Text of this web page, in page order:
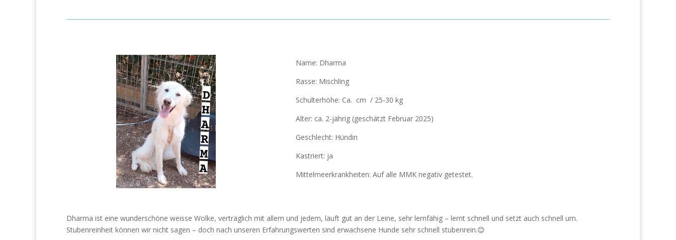
Name: Dharma
Rasse: Mischling
Schulterhöhe: Ca. cm / 25-30 kg
Alter: ca. 2-jährig(geschätzt Februar 2025)
Geschlecht: Hündin
Kastriert: ja
Mittelmeerkrankheiten: Auf alle MMK negativ getestet.
Dharma ist eine wunderschöne weisse Wolke, verträglich mit allem und jedem, läuft gut an der Leine, sehr lernfähig – lernt schnell und setzt auch schnell um.
Stubenreinheit können wir nicht sagen – doch nach unseren Erfahrungswerten sind erwachsene Hunde sehr schnell stubenrein.😊